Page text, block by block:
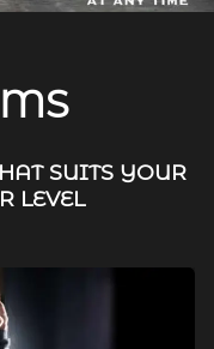
SUITS YOUR
LEVEL